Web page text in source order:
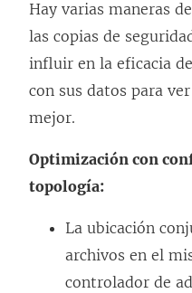
Hay varias maneras
las copias de
influir en la eficacia
con sus datos para
mejor.
Optimización con
topología:
La ubicación
archivos en el
controlador de